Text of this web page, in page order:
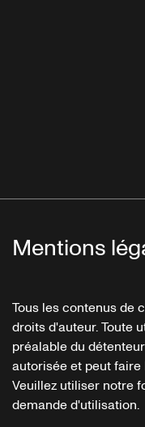
Mentions
Tous les contenus de
droits d'auteur. Toute
préalable du
autorisée et peut
Veuillez utiliser notre
demande d'utilisation.